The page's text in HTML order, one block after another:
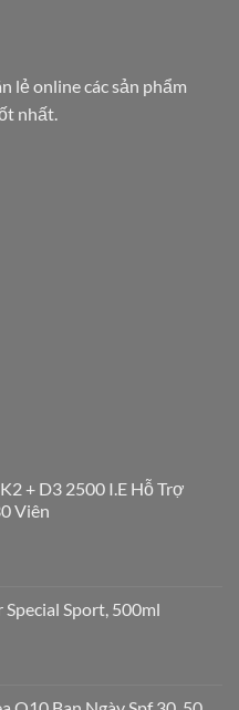
lẻ online các sản phẩm
nhất.
+ D3 2500 I.E Hỗ Trợ
Viên
Sport, 500ml